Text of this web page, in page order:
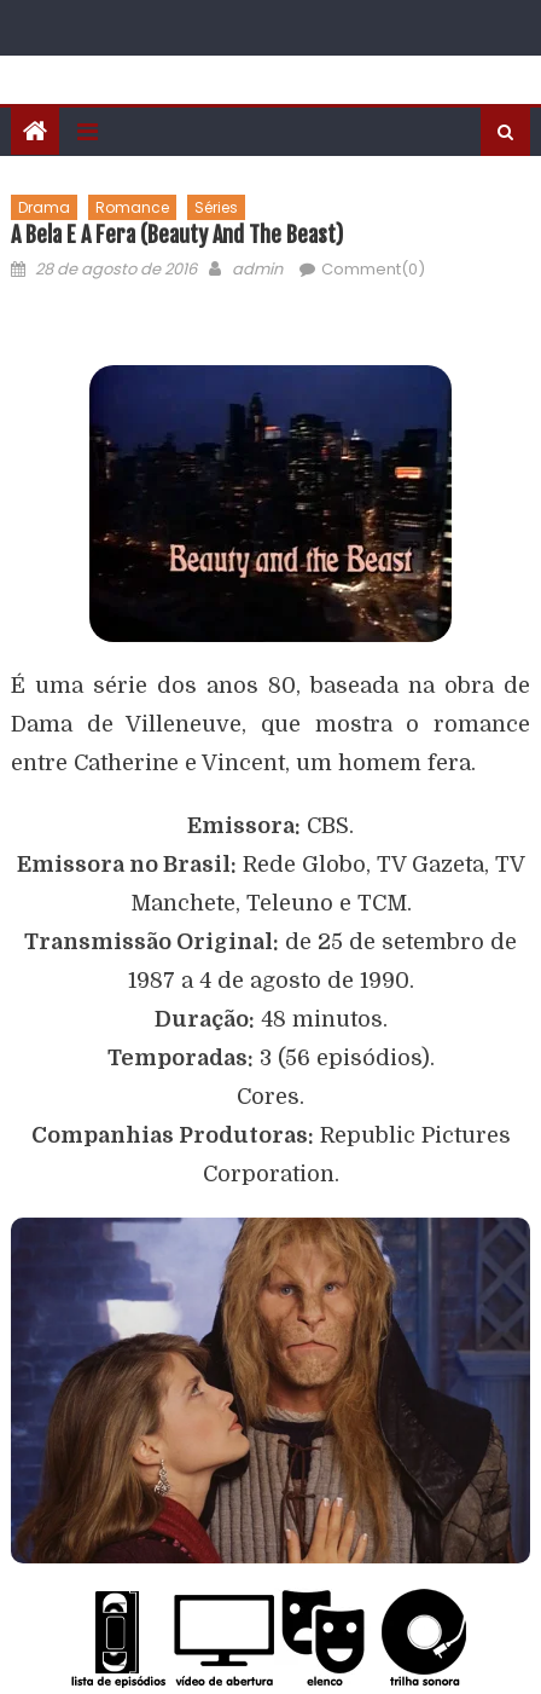
Drama Romance Séries
A Bela E A Fera (Beauty And The Beast)
28 de agosto de 2016 admin Comment(0)
É uma série dos anos 80, baseada na obra de
Dama de Villeneuve, que mostra o romance
entre Catherine e Vincent, um homem fera.
Emissora: CBS.
Emissora no Brasil: Rede Globo, TV Gazeta, TV
Manchete, Teleuno e TCM.
Transmissão Original: de 25 de setembro de
1987 a 4 de agosto de 1990.
Duração: 48 minutos.
Temporadas: 3 (56 episódios).
Cores.
Companhias Produtoras: Republic Pictures
Corporation.